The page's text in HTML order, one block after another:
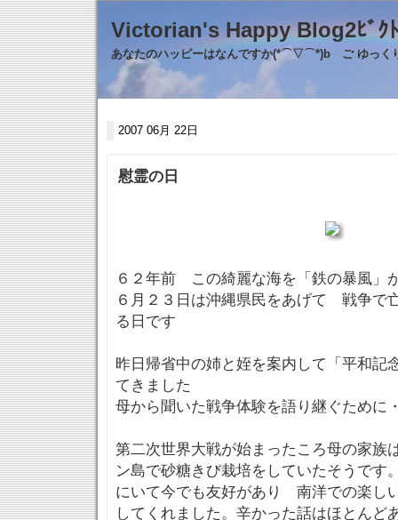
Victorian's Happy
あなたのハッピーはなんですか(*⌒▽⌒*)b ご ゆっく
2007 06月 22日
慰霊の日
６２年前 この綺麗な海を「鉄の暴風」
６月２３日は沖縄県民をあげて 戦争で
る日です
昨日帰省中の姉と姪を案内して「平和記
てきました
母から聞いた戦争体験を語り継ぐために
第二次世界大戦が始まったころ母の家
ン島で砂糖きび栽培をしていたそうで
にいて今でも友好があり 南洋での楽し
してくれました。辛かった話はほとん